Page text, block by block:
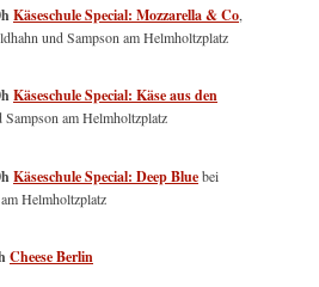
Käseschule Special: Mozzarella & Co,
und Sampson am Helmholtzplatz
Käseschule Special: Käse aus den
am Helmholtzplatz
Käseschule Special: Deep Bluebei
Helmholtzplatz
Cheese Berlin